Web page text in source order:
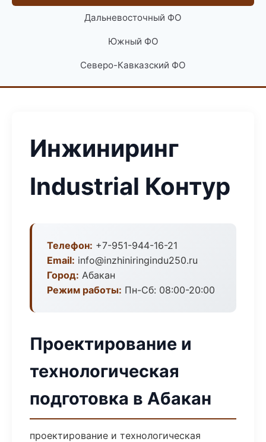
Дальневосточный ФО
Южный ФО
Северо-Кавказский ФО
Инжиниринг
Industrial Контур
Телефон: +7-951-944-16-21
Email: info@inzhiniringindu250.ru
Город: Абакан
Режим работы: Пн-Сб: 08:00-20:00
Проектирование и
технологическая
подготовка в Абакан
проектирование и технологическая